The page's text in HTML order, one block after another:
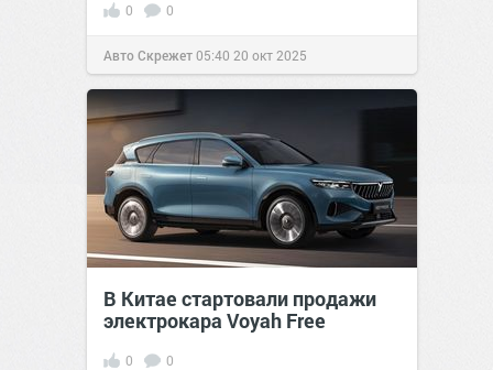
0 0
Авто Скрежет05:40 20 окт 2025
В Китае стартовали продажи
электрокара Voyah Free
0 0